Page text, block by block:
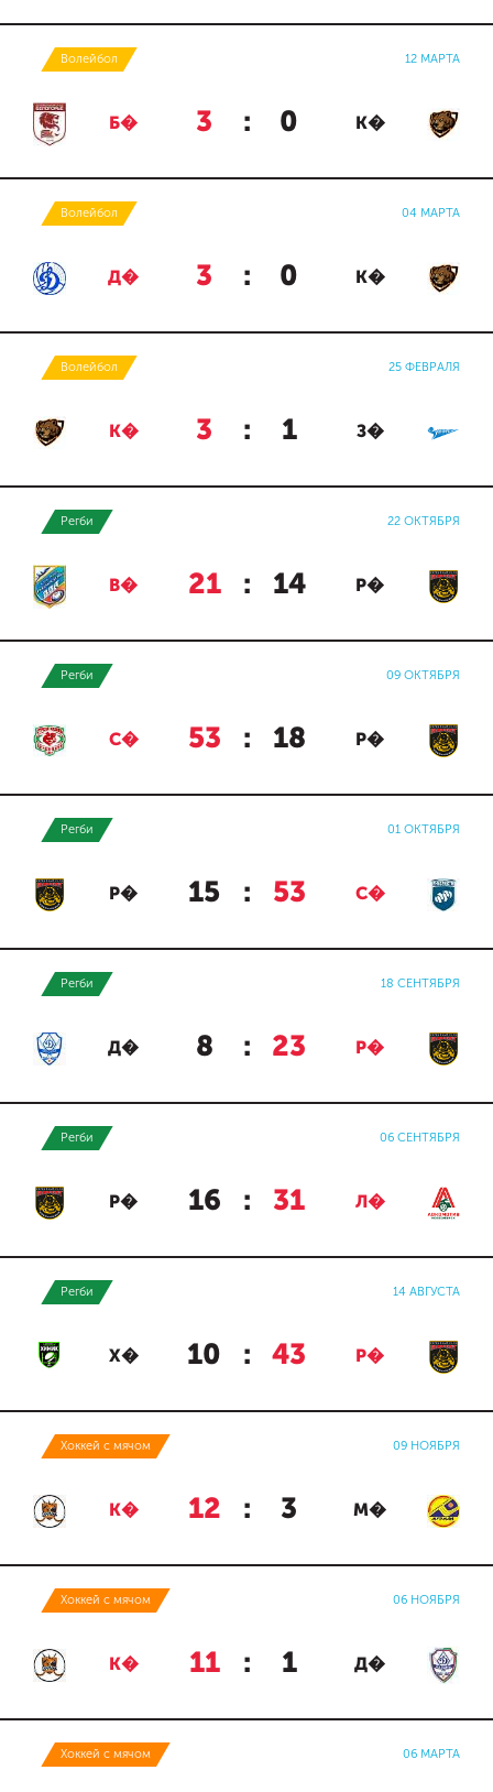
Волейбол 12 МАРТА
Б� 3 : 0 К�
Волейбол 04 МАРТА
Д� 3 : 0 К�
Волейбол 25 ФЕВРАЛЯ
К� 3 : 1 З�
Регби 22 ОКТЯБРЯ
В� 21 : 14 Р�
Регби 09 ОКТЯБРЯ
С� 53 : 18 Р�
Регби 01 ОКТЯБРЯ
Р� 15 : 53 С�
Регби 18 СЕНТЯБРЯ
Д� 8 : 23 Р�
Регби 06 СЕНТЯБРЯ
Р� 16 : 31 Л�
Регби 14 АВГУСТА
Х� 10 : 43 Р�
Хоккей с мячом 09 НОЯБРЯ
К� 12 : 3 М�
Хоккей с мячом 06 НОЯБРЯ
К� 11 : 1 Д�
Хоккей с мячом 06 МАРТА